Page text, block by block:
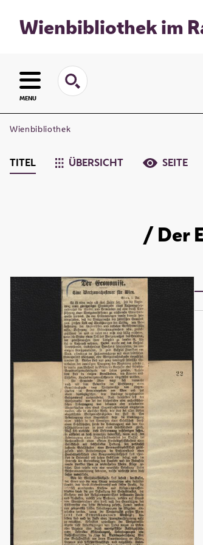
Wienbibliothek im
MENU
Wienbibliothek
TITEL ÜBERSICHT SEITE
/ Der